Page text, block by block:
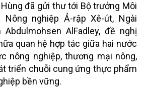
đã gửi thư tới Bộ trưởng Môi
nghiệp Ả-rập Xê-út, Ngài
Abdulmohsen AlFadley, đề nghị
quan hệ hợp tác giữa hai nước
nông nghiệp, thương mại nông,
triển chuỗi cung ứng thực phẩm
bền vững.